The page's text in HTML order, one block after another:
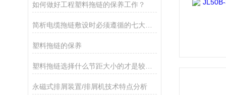
如何做好工程塑料拖链的保养工作？
塑料拖链的保养
塑料拖链选择什么节距大小的才是较为合适
永磁式排屑装置/排屑机技术特点分析